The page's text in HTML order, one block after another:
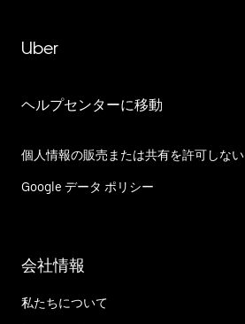
Uber
ヘルプセンターに移動
個人情報の販売または共有を許可しない
Google データ ポリシー
会社情報
私たちについて